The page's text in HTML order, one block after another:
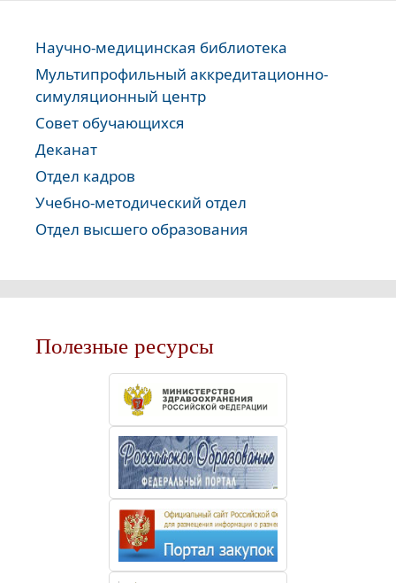
Научно-медицинская библиотека
Мультипрофильный аккредитационно-
симуляционный центр
Совет обучающихся
Деканат
Отдел кадров
Учебно-методический отдел
Отдел высшего образования
Полезные ресурсы